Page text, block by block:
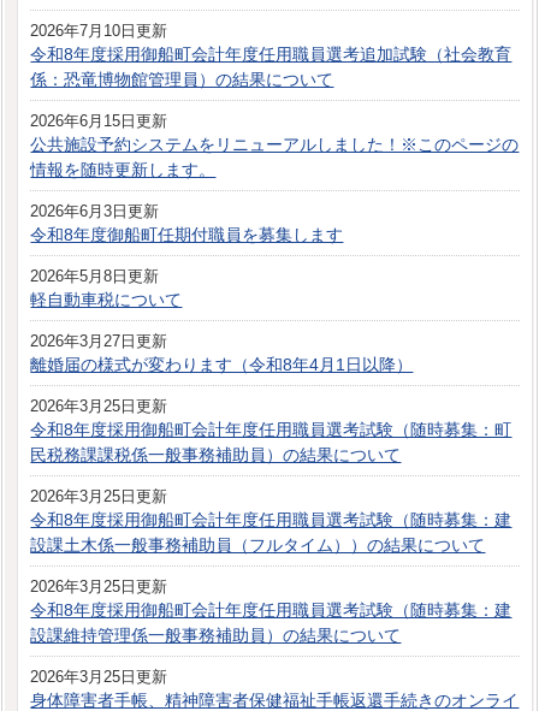
2026年7月10日更新
令和8年度採用御船町会計年度任用職員選考追加試験（社会教育
係：恐竜博物館管理員）の結果について
2026年6月15日更新
公共施設予約システムをリニューアルしました！※このページの
情報を随時更新します。
2026年6月3日更新
令和8年度御船町任期付職員を募集します
2026年5月8日更新
軽自動車税について
2026年3月27日更新
離婚届の様式が変わります（令和8年4月1日以降）
2026年3月25日更新
令和8年度採用御船町会計年度任用職員選考試験（随時募集：町
民税務課課税係一般事務補助員）の結果について
2026年3月25日更新
令和8年度採用御船町会計年度任用職員選考試験（随時募集：建
設課土木係一般事務補助員（フルタイム））の結果について
2026年3月25日更新
令和8年度採用御船町会計年度任用職員選考試験（随時募集：建
設課維持管理係一般事務補助員）の結果について
2026年3月25日更新
身体障害者手帳、精神障害者保健福祉手帳返還手続きのオンライ